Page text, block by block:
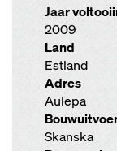
Jaar
2009
Land
Estland
Adres
Aulepa
Skanska